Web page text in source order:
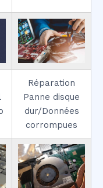
Réparation
Panne disque
dur/Données
corrompues